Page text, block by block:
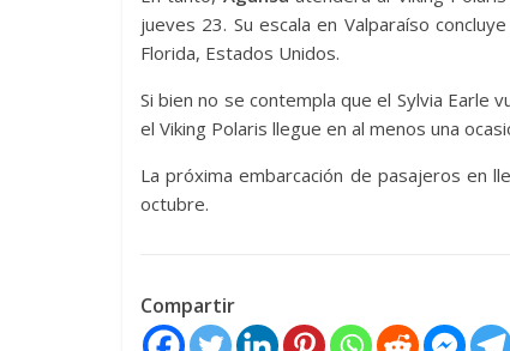
jueves 23. Su escala en Valparaíso
Florida, Estados Unidos.
Si bien no se contempla que el Sylvia Earle
el Viking Polaris llegue en al menos una
La próxima embarcación de pasajeros en
octubre.
Compartir